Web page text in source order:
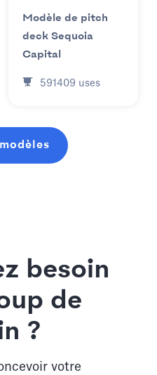
Modèle de pitch
deck Sequoia
Capital
591409 uses
besoin
de
?
votre